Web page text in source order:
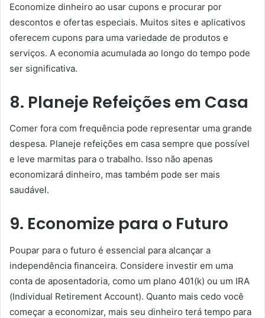
Economize dinheiro ao usar cupons e procurar por
descontos e ofertas especiais. Muitos sites e aplicativos
oferecem cupons para uma variedade de produtos e
serviços. A economia acumulada ao longo do tempo pode
ser significativa.
8. Planeje Refeições em Casa
Comer fora com frequência pode representar uma grande
despesa. Planeje refeições em casa sempre que possível
e leve marmitas para o trabalho. Isso não apenas
economizará dinheiro, mas também pode ser mais
saudável.
9. Economize para o Futuro
Poupar para o futuro é essencial para alcançar a
independência financeira. Considere investir em uma
conta de aposentadoria, como um plano 401(k) ou um IRA
(Individual Retirement Account). Quanto mais cedo você
começar a economizar, mais seu dinheiro terá tempo para